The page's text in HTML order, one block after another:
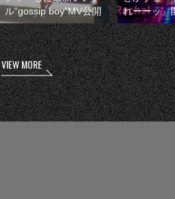
ル“gossip boy”MV公開
れーーッ』
VIEW MORE